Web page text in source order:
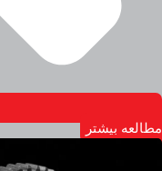
مطالعه بیشتر